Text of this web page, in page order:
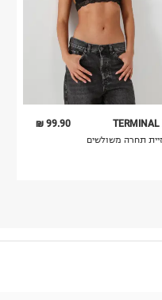
99.90 ₪
TERMINAL
תחרה משולשים